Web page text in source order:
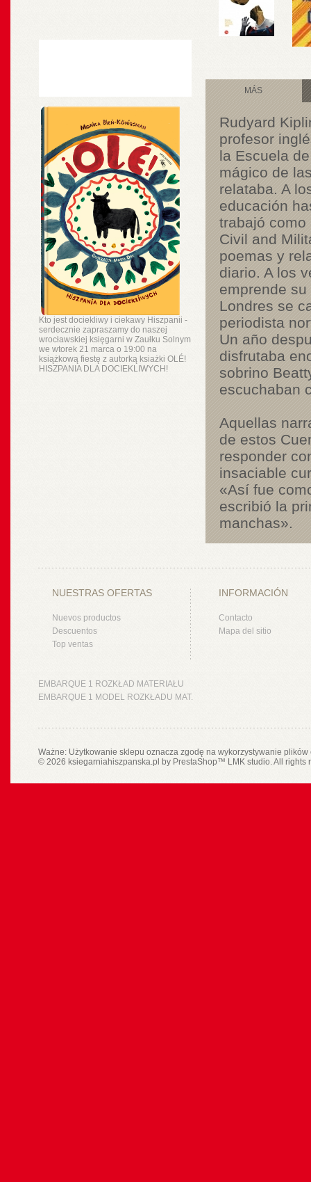
Kto jest dociekliwy i ciekawy Hiszpanii -
serdecznie zapraszamy do naszej
wrocławskiej księgarni w Zaułku Solnym
we wtorek 21 marca o 19:00 na
książkową fiestę z autorką ksiażki OLÉ!
HISZPANIA DLA DOCIEKLIWYCH!
MÁS
Rudyard
profesor
la Escuela
mágico de
relataba. A
educación
trabajó como
Civil and
poemas y
diario. A los
emprende
Londres se
periodista
Un año
disfrutaba
sobrino
escuchaban
Aquellas
de estos
responder
insaciable
«Así fue
escribió la
manchas».
NUESTRAS OFERTAS
Nuevos productos
Descuentos
Top ventas
INFORMACIÓN
Contacto
Mapa del sitio
EMBARQUE 1 ROZKŁAD MATERIAŁU
EMBARQUE 1 MODEL ROZKŁADU MAT.
Ważne: Użytkowanie sklepu oznacza zgodę na wykorzystywanie
© 2026 ksiegarniahiszpanska.pl by PrestaShop™ LMK studio. All rights